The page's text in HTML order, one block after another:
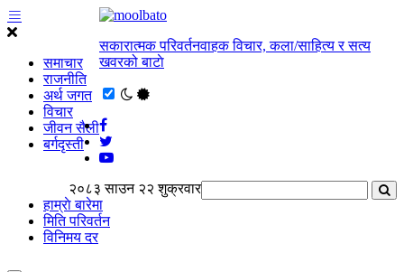
समाचार
राजनीति
अर्थ जगत
विचार
जीवन सैली
बर्गदृस्ती
सकारात्मक परिवर्तनवाहक विचार, कला/साहित्य र सत्य
खवरको बाटाे
२०८३ साउन २२ शुक्रवार
हाम्राे बारेमा
मिति परिवर्तन
विनिमय दर